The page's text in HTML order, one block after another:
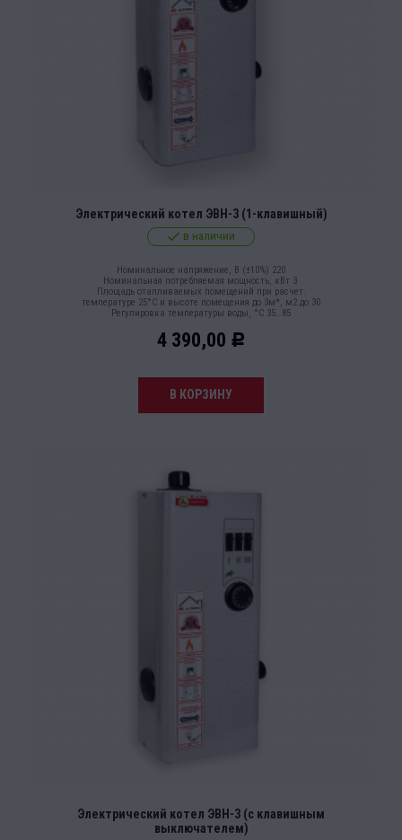
Электрический котел ЭВН-3 (1-клавишный)
в наличии
Номинальное напряжение, В (±10%) 220
Номинальная потребляемая мощность, кВт 3
Площадь отапливаемых помещений при расчет.
температуре 25°С и высоте помещения до 3м*, м2 до 30
Регулировка температуры воды, °С 35…85
4 390,00 Р
В КОРЗИНУ
Электрический котел ЭВН-3 (с клавишным
выключателем)